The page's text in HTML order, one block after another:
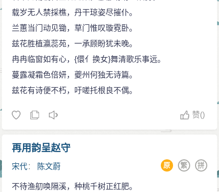
载岁无人禁採樵，丹干琼姿尽摧仆。
兰蕙当门动见锄，草门惟叹璇霓卧。
兹花胜植瀛蕊苑，一承顾盼犹未晚。
冉冉临窗如有心，{儇亻换女}舞清歌乐事远。
蔓露凝霜色倍妍，夔州何独无诗篇。
兹花有诗便不朽，吁嗟托根良不偶。
赞()
再用韵呈赵守
宋代： 陈文蔚 拼
繁
原
不待渔舠唤隔溪，种桃千树正红肥。